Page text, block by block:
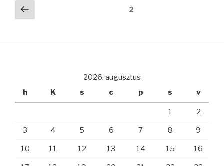
Bejegyzés
navigáció
Előző
oldal
2
2026. augusztus
h
K s c p s v
1 2
3 4 5 6 7 8 9
10 11 12 13 14 15 16